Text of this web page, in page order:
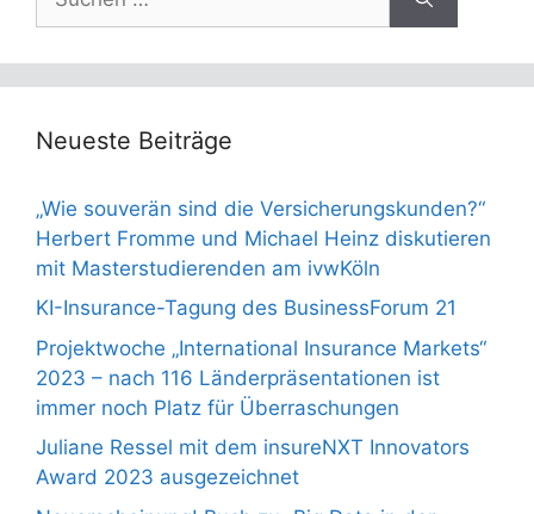
nach:
Neueste Beiträge
„Wie souverän sind die Versicherungskunden?“
Herbert Fromme und Michael Heinz diskutieren
mit Masterstudierenden am ivwKöln
KI-Insurance-Tagung des BusinessForum 21
Projektwoche „International Insurance Markets“
2023 – nach 116 Länderpräsentationen ist
immer noch Platz für Überraschungen
Juliane Ressel mit dem insureNXT Innovators
Award 2023 ausgezeichnet